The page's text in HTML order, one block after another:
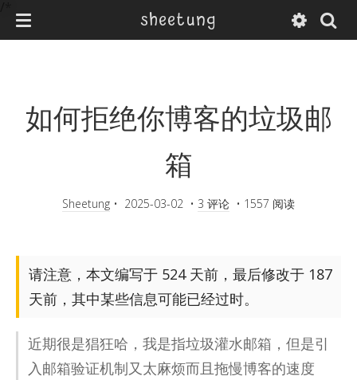
sheetung
如何拒绝你博客的垃圾邮
箱
Sheetung • 2025-03-02 • 3 评论 • 1557 阅读
请注意，本文编写于 524 天前，最后修改于 187
天前，其中某些信息可能已经过时。
近期很是猖狂哈，我是指垃圾灌水邮箱，但是引
入邮箱验证机制又太麻烦而且拖慢博客的速度